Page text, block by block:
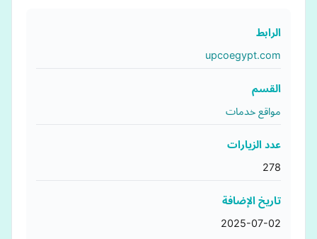
الرابط
upcoegypt.com
القسم
مواقع خدمات
عدد الزيارات
278
تاريخ الإضافة
2025-07-02